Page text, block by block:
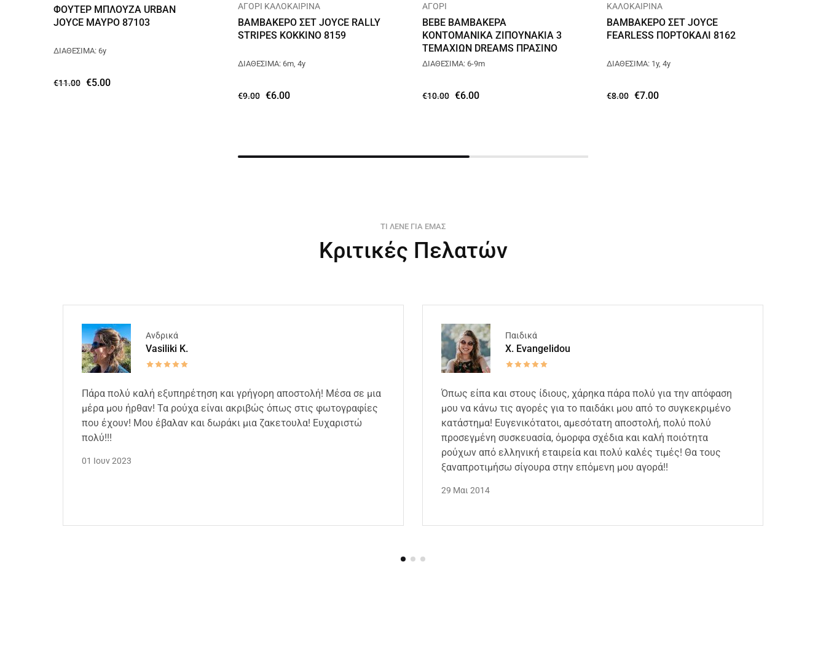
ΦΟΥΤΕΡ ΜΠΛΟΥΖΑ URBAN
JOYCE ΜΑΥΡΟ 87103
ΔΙΑΘΕΣΙΜΑ: 6y
€11.00 €5.00
ΑΓΟΡΙ ΚΑΛΟΚΑΙΡΙΝΑ
ΒΑΜΒΑΚΕΡΟ ΣΕΤ JOYCE RALLY
STRIPES ΚΟΚΚΙΝΟ 8159
ΔΙΑΘΕΣΙΜΑ: 6m, 4y
€9.00 €6.00
ΑΓΟΡΙ
BEBE ΒΑΜΒΑΚΕΡΑ
ΚΟΝΤΟΜΑΝΙΚΑ ΖΙΠΟΥΝΑΚΙΑ 3
ΤΕΜΑΧΙΩΝ DREAMS ΠΡΑΣΙΝΟ
15150
ΔΙΑΘΕΣΙΜΑ: 6-9m
€10.00 €6.00
ΚΑΛΟΚΑΙΡΙΝΑ
ΒΑΜΒΑΚΕΡΟ ΣΕΤ JOYCE
FEARLESS ΠΟΡΤΟΚΑΛΙ 8162
ΔΙΑΘΕΣΙΜΑ: 1y, 4y
€8.00 €7.00
ΤΙ ΛΕΝΕ ΓΙΑ ΕΜΑΣ
Κριτικές Πελατών
Ανδρικά
Vasiliki K.
Πάρα πολύ καλή εξυπηρέτηση και γρήγορη αποστολή! Μέσα σε μια
μέρα μου ήρθαν! Τα ρούχα είναι ακριβώς όπως στις φωτογραφίες
που έχουν! Μου έβαλαν και δωράκι μια ζακετουλα! Ευχαριστώ
πολύ!!!
01 Ιουν 2023
Παιδικά
X. Evangelidou
Όπως είπα και στους ίδιους, χάρηκα πάρα πολύ για την απόφαση
μου να κάνω τις αγορές για το παιδάκι μου από το συγκεκριμένο
κατάστημα! Ευγενικότατοι, αμεσότατη αποστολή, πολύ πολύ
προσεγμένη συσκευασία, όμορφα σχέδια και καλή ποιότητα
ρούχων από ελληνική εταιρεία και πολύ καλές τιμές! Θα τους
ξαναπροτιμήσω σίγουρα στην επόμενη μου αγορά!!
29 Μαι 2014